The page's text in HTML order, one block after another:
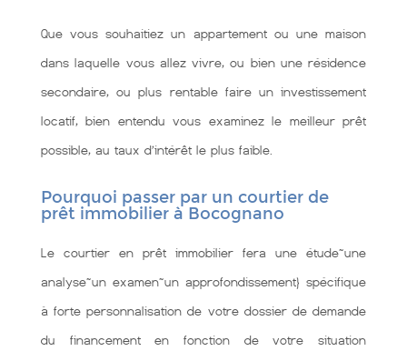
Que vous souhaitiez un appartement ou une maison
dans laquelle vous allez vivre, ou bien une résidence
secondaire, ou plus rentable faire un investissement
locatif, bien entendu vous examinez le meilleur prêt
possible, au taux d’intérêt le plus faible.
Pourquoi passer par un courtier de
prêt immobilier à Bocognano
Le courtier en prêt immobilier fera une étude~une
analyse~un examen~un approfondissement} spécifique
à forte personnalisation de votre dossier de demande
du financement en fonction de votre situation